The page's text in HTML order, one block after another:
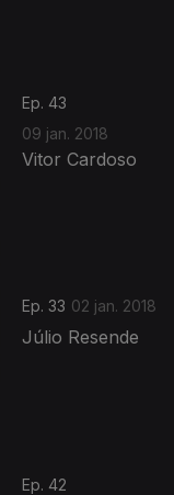
Ep. 43
09 jan. 2018
Vitor Cardoso
Ep. 33 02 jan. 2018
Júlio Resende
Ep. 42